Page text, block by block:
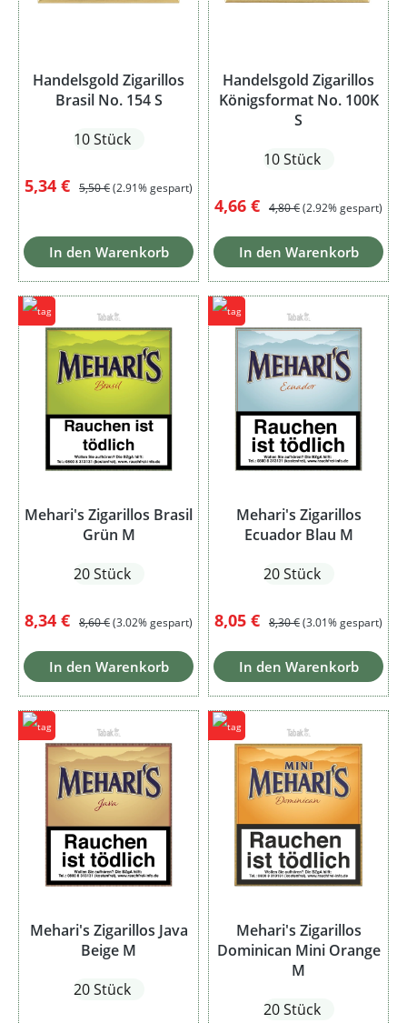
Handelsgold Zigarillos
Brasil No. 154 S
10 Stück
Verkaufspreis:
5,34 € Regulärer Preis:
5,50 €(2.91% gespart)
In den Warenkorb
Handelsgold Zigarillos
Königsformat No. 100K
S
10 Stück
Verkaufspreis:
4,66 € Regulärer Preis:
4,80 €(2.92% gespart)
In den Warenkorb
Mehari's Zigarillos Brasil
Grün M
20 Stück
Verkaufspreis:
8,34 € Regulärer Preis:
8,60 €(3.02% gespart)
In den Warenkorb
Mehari's Zigarillos
Ecuador Blau M
20 Stück
Verkaufspreis:
8,05 € Regulärer Preis:
8,30 €(3.01% gespart)
In den Warenkorb
Mehari's Zigarillos Java
Beige M
20 Stück
Mehari's Zigarillos
Dominican Mini Orange
M
20 Stück